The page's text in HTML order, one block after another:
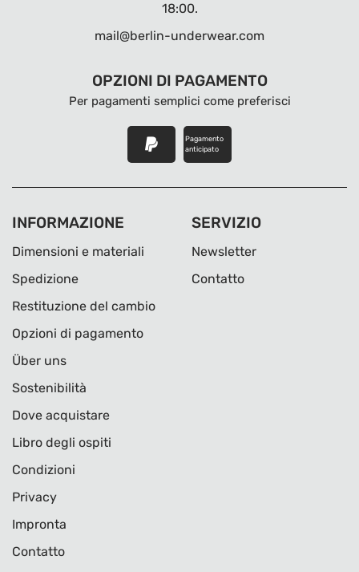
18:00.
mail@berlin-underwear.com
OPZIONI DI PAGAMENTO
Per pagamenti semplici come preferisci
Pagamento
anticipato
INFORMAZIONE
Dimensioni e materiali
Spedizione
Restituzione del cambio
Opzioni di pagamento
Über uns
Sostenibilità
Dove acquistare
Libro degli ospiti
Condizioni
Privacy
Impronta
Contatto
SERVIZIO
Newsletter
Contatto